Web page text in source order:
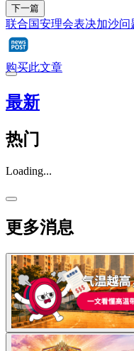
下一篇
联合国安理会表决加沙
购买此文章
最新
热门
Loading...
更多消息